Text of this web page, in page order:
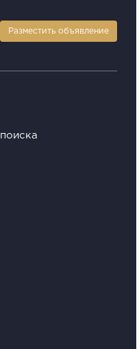
Разместить объявление